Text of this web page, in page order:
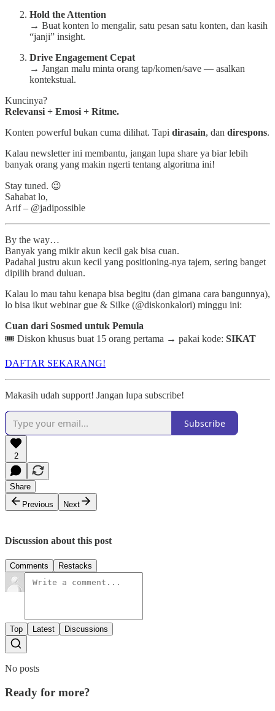
Hold the Attention
→ Buat konten lo mengalir, satu pesan satu konten, dan kasih
“janji” insight.
Drive Engagement Cepat
→ Jangan malu minta orang tap/komen/save — asalkan
kontekstual.
Kuncinya?
Relevansi + Emosi + Ritme.
Konten powerful bukan cuma dilihat. Tapi dirasain, dan direspons.
Kalau newsletter ini membantu, jangan lupa share ya biar lebih
banyak orang yang makin ngerti tentang algoritma ini!
Stay tuned. 😉
Sahabat lo,
Arif – @jadipossible
By the way…
Banyak yang mikir akun kecil gak bisa cuan.
Padahal justru akun kecil yang positioning-nya tajem, sering banget
dipilih brand duluan.
Kalau lo mau tahu kenapa bisa begitu (dan gimana cara bangunnya),
lo bisa ikut webinar gue & Silke (@diskonkalori) minggu ini:
Cuan dari Sosmed untuk Pemula
🎟️ Diskon khusus buat 15 orang pertama → pakai kode: SIKAT
DAFTAR SEKARANG!
Makasih udah support! Jangan lupa subscribe!
Subscribe
2
Share
Previous
Next
Discussion about this post
Comments Restacks
Top Latest Discussions
No posts
Ready for more?